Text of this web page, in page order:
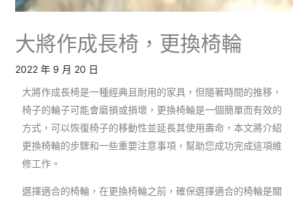
大將作成長椅，更換椅輪
2022 年 9 月 20 日
大將作成長椅是一種經典且耐用的家具，但隨著時間的推移，
椅子的輪子可能會磨損或損壞，更換椅輪是一個簡單而有效的
方式，可以恢復椅子的移動性並延長其使用壽命，本文將介紹
更換椅輪的步驟和一些重要注意事項，幫助您成功完成這項維
修工作。
選擇適合的椅輪，在更換椅輪之前，確保選擇適合的椅輪是關